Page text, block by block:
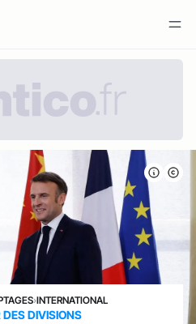
›INTERNATIONAL
DES DIVISIONS